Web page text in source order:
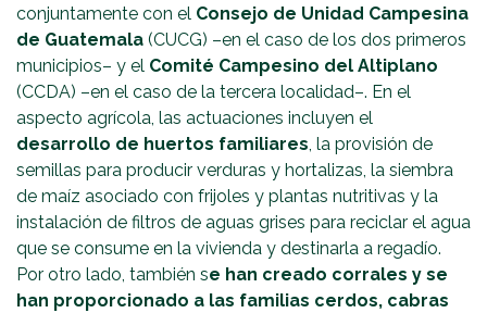
conjuntamente con el Consejo de Unidad Campesina
de Guatemala (CUCG) –en el caso de los dos primeros
municipios– y el Comité Campesino del Altiplano
(CCDA) –en el caso de la tercera localidad–. En el
aspecto agrícola, las actuaciones incluyen el
desarrollo de huertos familiares, la provisión de
semillas para producir verduras y hortalizas, la siembra
de maíz asociado con frijoles y plantas nutritivas y la
instalación de filtros de aguas grises para reciclar el agua
que se consume en la vivienda y destinarla a regadío.
Por otro lado, también se han creado corrales y se
han proporcionado a las familias cerdos, cabras